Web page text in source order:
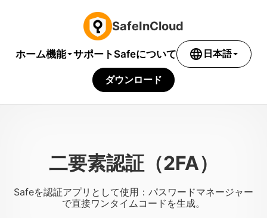
SafeInCloud
ホーム機能 サポートSafeについて language 日本語
ダウンロード
二要素認証（2FA）
Safeを認証アプリとして使用：パスワードマネージャー
で直接ワンタイムコードを生成。